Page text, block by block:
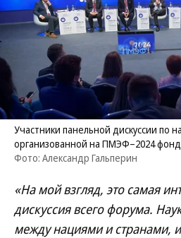
Участники панельной дискуссии по
организованной на ПМЭФ–2024
Фото: Александр Гальперин
«На мой взгляд, это самая
дискуссия всего форума.
между нациями и странами,